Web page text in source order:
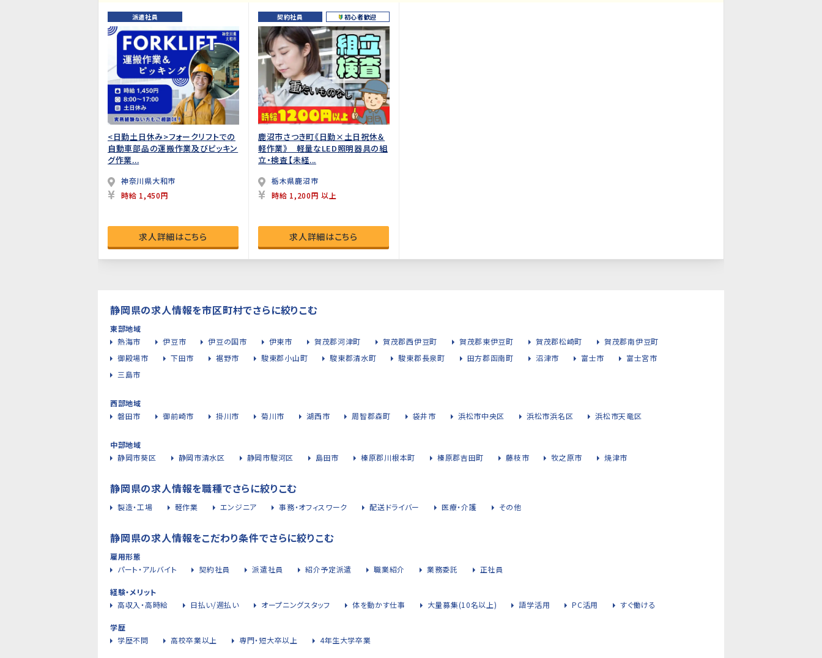
派遣社員
<日勤土日休み>フォークリフトでの
自動車部品の運搬作業及びピッキン
グ作業...
神奈川県大和市
時給 1,450円
求人詳細はこちら
契約社員 初心者歓迎
鹿沼市さつき町《日勤×土日祝休＆
軽作業》 軽量なLED照明器具の組
立・検査【未経...
栃木県鹿沼市
時給 1,200円 以上
求人詳細はこちら
静岡県の求人情報を市区町村でさらに絞りこむ
東部地域
熱海市
伊豆市 伊豆の国市 伊東市 賀茂郡河津町 賀茂郡西伊豆町 賀茂郡東伊豆町 賀茂郡松崎町
賀茂郡南伊豆町
御殿場市
下田市 裾野市 駿東郡小山町 駿東郡清水町 駿東郡長泉町 田方郡函南町 沼津市 富士市
富士宮市
三島市
西部地域
磐田市
御前崎市 掛川市 菊川市 湖西市 周智郡森町 袋井市 浜松市中央区 浜松市浜名区 浜松市天竜区
中部地域
静岡市葵区
静岡市清水区 静岡市駿河区 島田市 榛原郡川根本町 榛原郡吉田町 藤枝市 牧之原市 焼津市
静岡県の求人情報を職種でさらに絞りこむ
製造・工場 軽作業 エンジニア 事務・オフィスワーク 配送ドライバー 医療・介護 その他
静岡県の求人情報をこだわり条件でさらに絞りこむ
雇用形態
パート・アルバイト
契約社員 派遣社員 紹介予定派遣 職業紹介 業務委託 正社員
経験・メリット
高収入・高時給
日払い/週払い オープニングスタッフ 体を動かす仕事 大量募集(10名以上) 語学活用 PC活用 すぐ働ける
学歴
学歴不問
高校卒業以上 専門・短大卒以上 4年生大学卒業